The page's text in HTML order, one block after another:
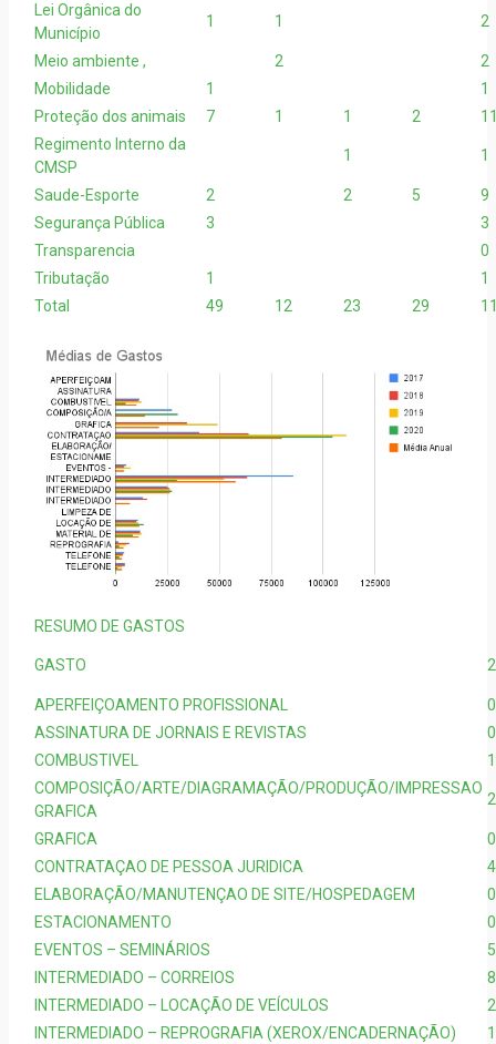
Lei Orgânica do
Município
1 1 2
Meio ambiente , 2
2
Mobilidade
1
1
Proteção dos animais
7 1 1 2
Regimento Interno da
CMSP
1 1
Saude-Esporte 2 2 5
9
Segurança Pública
3
3
Transparencia
0
Tributação
1
1
Total
49 12 23 29
RESUMO DE GASTOS
GASTO
APERFEIÇOAMENTO PROFISSIONAL
ASSINATURA DE JORNAIS E REVISTAS
COMBUSTIVEL
COMPOSIÇÃO/ARTE/DIAGRAMAÇÃO/PRODUÇÃO/IMPRESSAO
GRAFICA
GRAFICA
CONTRATAÇAO DE PESSOA JURIDICA
ELABORAÇÃO/MANUTENÇAO DE SITE/HOSPEDAGEM
ESTACIONAMENTO
EVENTOS – SEMINÁRIOS
INTERMEDIADO – CORREIOS
INTERMEDIADO – LOCAÇÃO DE VEÍCULOS
INTERMEDIADO – REPROGRAFIA (XEROX/ENCADERNAÇÃO)